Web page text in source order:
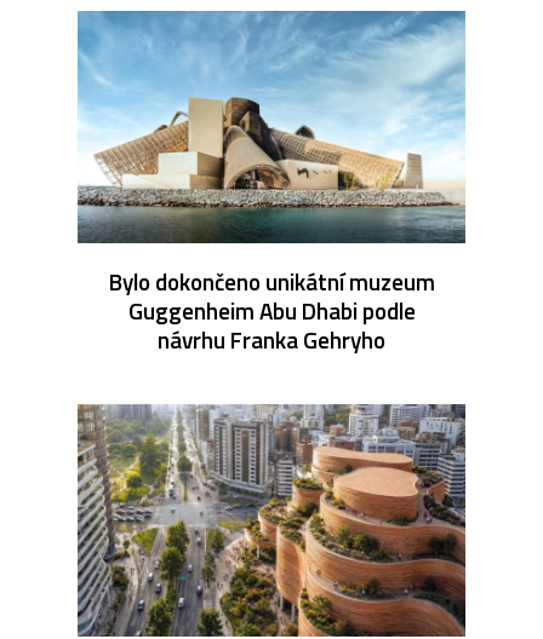
Bylo dokončeno unikátní muzeum
Guggenheim Abu Dhabi podle
návrhu Franka Gehryho